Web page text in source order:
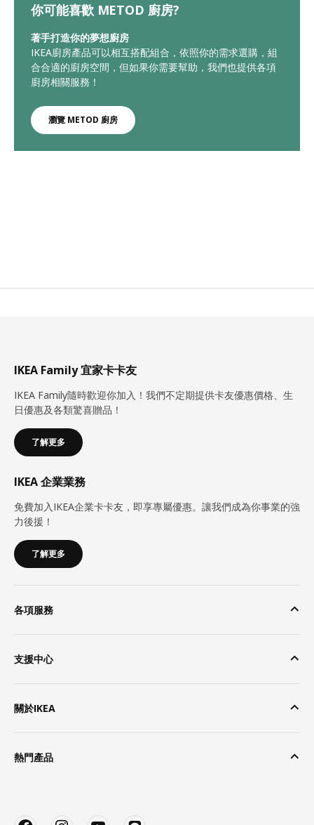
你可能喜歡 METOD 廚房?
著手打造你的夢想廚房
IKEA廚房產品可以相互搭配組合，依照你的需求選購，組
合合適的廚房空間，但如果你需要幫助，我們也提供各項
廚房相關服務！
瀏覽 METOD 廚房
IKEA Family 宜家卡卡友
IKEA Family隨時歡迎你加入！我們不定期提供卡友優惠價格、生
日優惠及各類驚喜贈品！
了解更多
IKEA 企業業務
免費加入IKEA企業卡卡友，即享專屬優惠。讓我們成為你事業的強
力後援！
了解更多
各項服務
支援中心
關於IKEA
熱門產品